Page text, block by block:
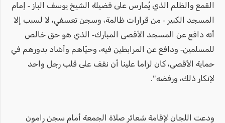
القمع والظلم الذي يُمارس على فضيلة الشيخ يوسف الباز - إمام
المسجد الكبير - من قرارات ظالمة، وسجن تعسفي، لا لسبب إلا
أنه دافع عن المسجد الأقصى المبارك- الذي هو حق خالص
للمسلمين- ودافع عن المرابطين فيه، وحيّاهم وأشاد بدورهم في
حماية الأقصى، كان لزاما علينا أن نقف على قلب رجل واحد
لإنكار ذلك، ورفضه".
ودعت اللجان لإقامة شعائر صلاة الجمعة أمام سجن رامون